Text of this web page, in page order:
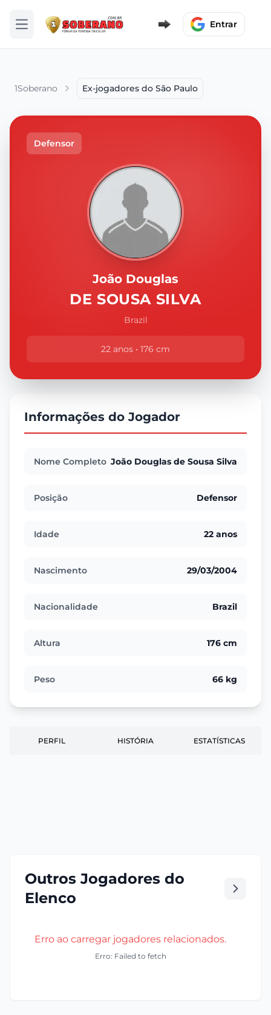
Abrir menu Entrar
1Soberano Ex-jogadores do São Paulo
Defensor
João Douglas
DE SOUSA SILVA
Brazil
22 anos • 176 cm
Informações do Jogador
Nome Completo João Douglas de Sousa Silva
Posição Defensor
Idade 22 anos
Nascimento 29/03/2004
Nacionalidade Brazil
Altura 176 cm
Peso 66 kg
PERFIL HISTÓRIA ESTATÍSTICAS
Outros Jogadores do
Elenco
Erro ao carregar jogadores relacionados.
Erro: Failed to fetch